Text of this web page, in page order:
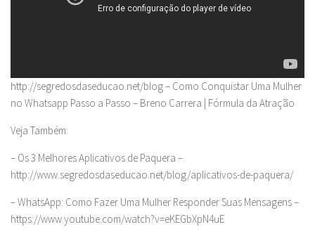
http://segredosdaseducao.net/blog – Como Conquistar Uma Mulher
no Whatsapp Passo a Passo – Breno Carrera | Fórmula da Atração
Veja Também:
– Os 3 Melhores Aplicativos de Paquera –
http://www.segredosdaseducao.net/blog/aplicativos-de-paquera/
– WhatsApp: Como Fazer Uma Mulher Responder Suas Mensagens –
https://www.youtube.com/watch?v=eKEGbXpN4uE